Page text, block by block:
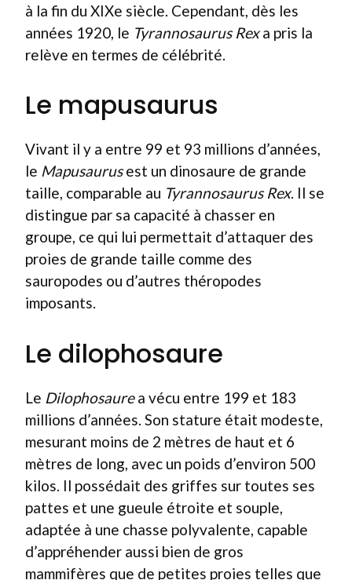
à la fin du XIXe siècle. Cependant, dès les
années 1920, le Tyrannosaurus Rexa pris la
relève en termes de célébrité.
Le mapusaurus
Vivant il y a entre 99 et 93 millions d’années,
le Mapusaurusest un dinosaure de grande
taille, comparable au Tyrannosaurus Rex. Il se
distingue par sa capacité à chasser en
groupe, ce qui lui permettait d’attaquer des
proies de grande taille comme des
sauropodes ou d’autres théropodes
imposants.
Le dilophosaure
Le Dilophosaurea vécu entre 199 et 183
millions d’années. Son stature était modeste,
mesurant moins de 2 mètres de haut et 6
mètres de long, avec un poids d’environ 500
kilos. Il possédait des griffes sur toutes ses
pattes et une gueule étroite et souple,
adaptée à une chasse polyvalente, capable
d’appréhender aussi bien de gros
mammifères que de petites proies telles que